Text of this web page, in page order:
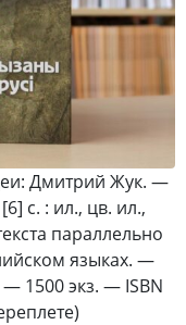
Дмитрий Жук. —
с. : ил., цв. ил.,
параллельно
языках. —
1500 экз. — ISBN